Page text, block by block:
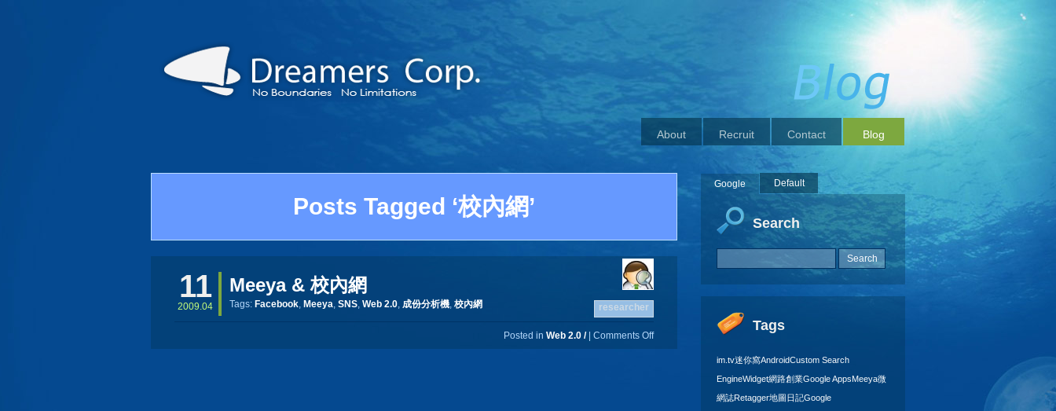
Blog
Contact
Recruit
About
Posts Tagged ‘校內網’
11
2009.04
Meeya & 校內網
Tags: Facebook, Meeya, SNS, Web 2.0, 成份分析機, 校內網 researcher
Posted in Web 2.0 /| Comments Off
Google Default
Search
Tags
im.tv迷你窩AndroidCustom Search
EngineWidget網路創業Google AppsMeeya微
網誌Retagger地圖日記Google